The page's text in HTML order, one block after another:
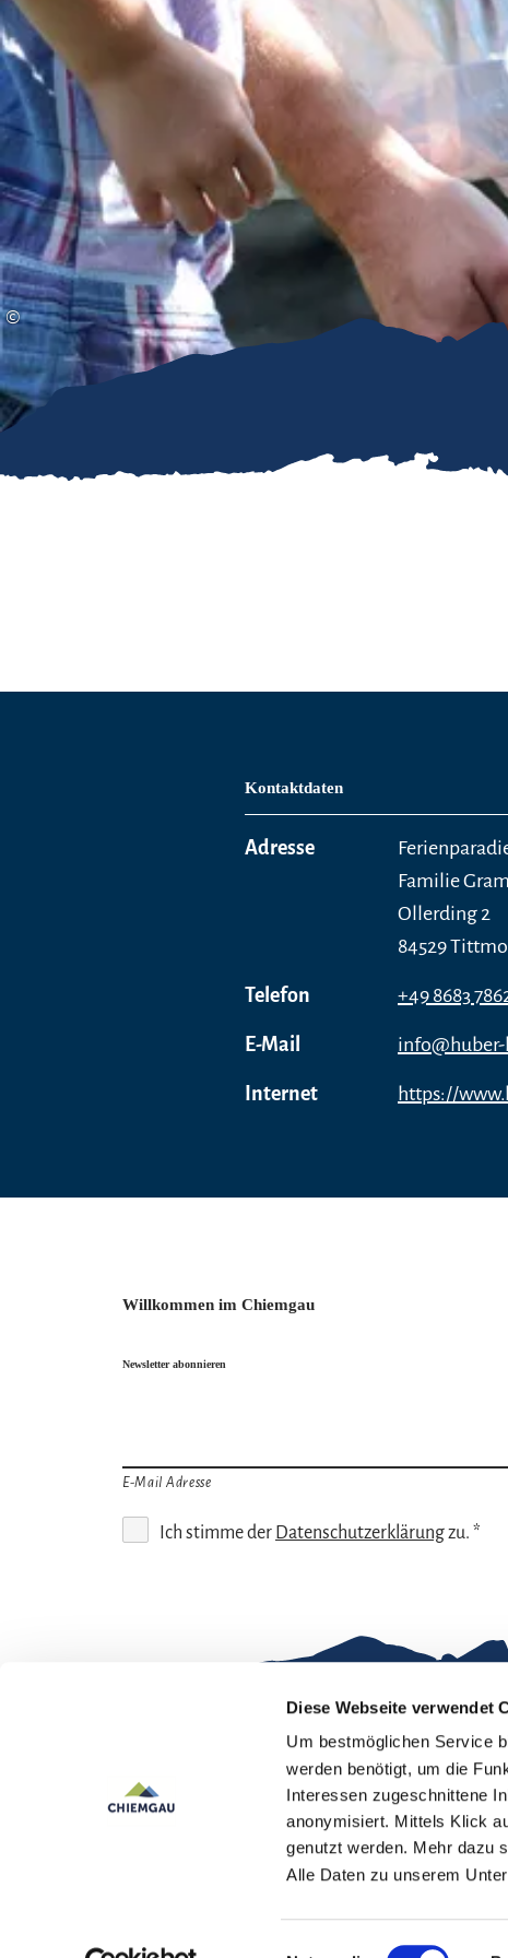
Diese Webseite verwendet
Um bestmöglichen Service
werden benötigt, um die
Interessen zugeschnittene
anonymisiert. Mittels Klick
genutzt werden. Mehr dazu
Alle Daten zu unserem
Einwilligungsauswahl
Gleitschirmfliegen &
Luftsport
Interaktive Vollbildkarte
©
Kontaktdaten
Adresse
Familie
Ollerding 2
84529
Telefon +49 8683
E-Mail
Internet https://
Willkommen im Chiemgau
Newsletter abonnieren
E-Mail Adresse
Ich stimme der Datenschutzerklärungzu. *
Kontakt
Team Chiemgau
Tourismus ↗
Deutsch English